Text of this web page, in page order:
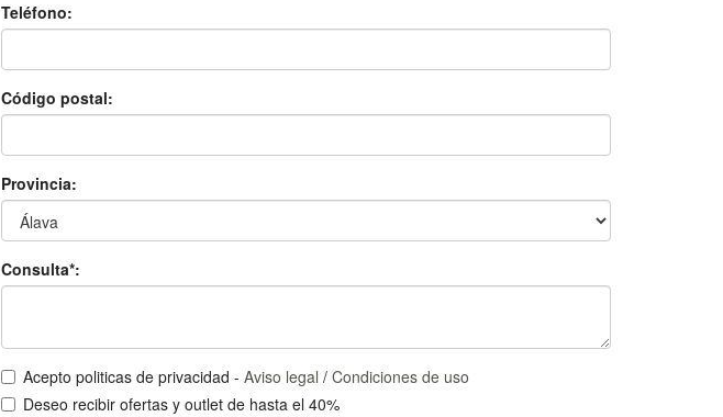
Teléfono:
Código postal:
Provincia:
Consulta*:
Acepto politicas de privacidad - Aviso legal / Condiciones de uso
Deseo recibir ofertas y outlet de hasta el 40%